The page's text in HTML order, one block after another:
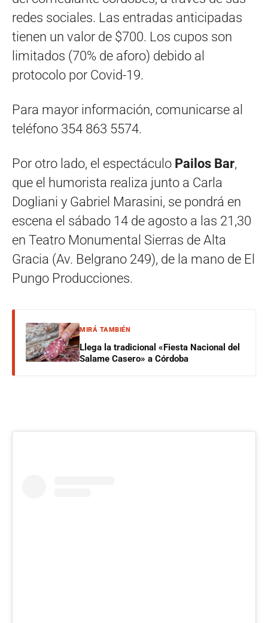
redes sociales. Las entradas anticipadas
tienen un valor de $700. Los cupos son
limitados (70% de aforo) debido al
protocolo por Covid-19.
Para mayor información, comunicarse al
teléfono 354 863 5574.
Por otro lado, el espectáculo Pailos Bar,
que el humorista realiza junto a Carla
Dogliani y Gabriel Marasini, se pondrá en
escena el sábado 14 de agosto a las 21,30
en Teatro Monumental Sierras de Alta
Gracia (Av. Belgrano 249), de la mano de El
Pungo Producciones.
MIRÁ TAMBIÉN
Llega la tradicional «Fiesta Nacional del
Salame Casero» a Córdoba